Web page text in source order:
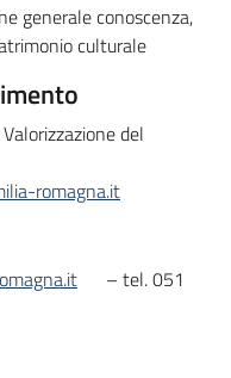
generale conoscenza,
culturale
del
romagna.it
– tel. 051